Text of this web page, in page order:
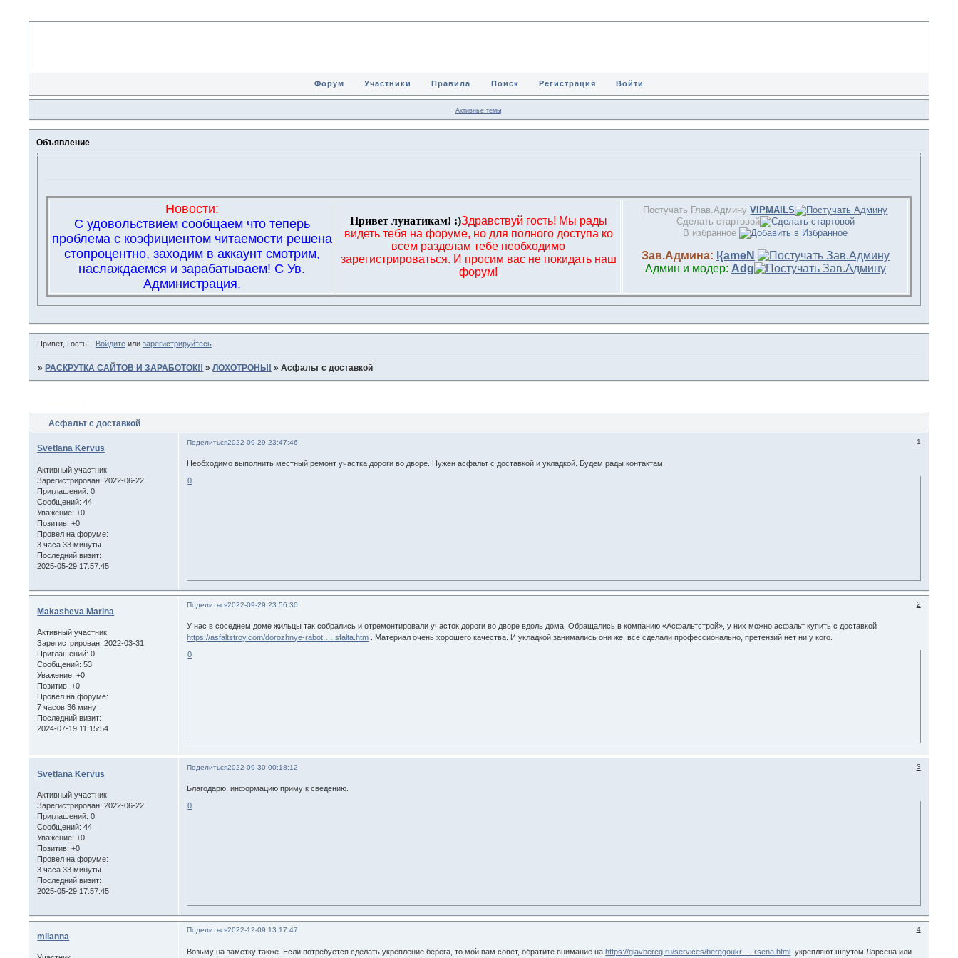
Форум Участники Правила Поиск Регистрация Войти
Активные темы
Объявление
Новости:
С удовольствием сообщаем что теперь
проблема с коэфициентом читаемости решена
стопроцентно, заходим в аккаунт смотрим,
наслаждаемся и зарабатываем! С Ув.
Администрация.
Привет лунатикам! :)Здравствуй гость! Мы рады
видеть тебя на форуме, но для полного доступа ко
всем разделам тебе необходимо
зарегистрироваться. И просим вас не покидать наш
форум!
Постучать Глав.АдминуVIPMAILS
Сделать стартовой
В избранное
Зав.Админа: l{ameN
Админ и модер: Adg
Привет, Гость! Войдитеили зарегистрируйтесь.
» РАСКРУТКА САЙТОВ И ЗАРАБОТОК!! »ЛОХОТРОНЫ! »Асфальт с доставкой
Асфальт с доставкой
Поделиться 1
2022-09-29 23:47:46
Svetlana Kervus
Активный участник
Зарегистрирован: 2022-06-22
Приглашений: 0
Сообщений: 44
Уважение: +0
Позитив: +0
Провел на форуме:
3 часа 33 минуты
Последний визит:
2025-05-29 17:57:45
Необходимо выполнить местный ремонт участка дороги во дворе. Нужен асфальт с доставкой и укладкой. Будем рады контактам.
0
Поделиться 2
2022-09-29 23:56:30
Makasheva Marina
Активный участник
Зарегистрирован: 2022-03-31
Приглашений: 0
Сообщений: 53
Уважение: +0
Позитив: +0
Провел на форуме:
7 часов 36 минут
Последний визит:
2024-07-19 11:15:54
У нас в соседнем доме жильцы так собрались и отремонтировали участок дороги во дворе вдоль дома. Обращались в компанию «Асфальтстрой», у них можно асфальт купить с доставкой
https://asfaltstroy.com/dorozhnye-rabot … sfalta.htm . Материал очень хорошего качества. И укладкой занимались они же, все сделали профессионально, претензий нет ни у кого.
0
Поделиться 3
2022-09-30 00:18:12
Svetlana Kervus
Активный участник
Зарегистрирован: 2022-06-22
Приглашений: 0
Сообщений: 44
Уважение: +0
Позитив: +0
Провел на форуме:
3 часа 33 минуты
Последний визит:
2025-05-29 17:57:45
Благодарю, информацию приму к сведению.
0
Поделиться 4
2022-12-09 13:17:47
milanna
Возьму на заметку также. Если потребуется сделать укрепление берега, то мой вам совет, обратите внимание наhttps://glavbereg.ru/services/beregoukr … rsena.html укрепляют шпутом Ларсена или